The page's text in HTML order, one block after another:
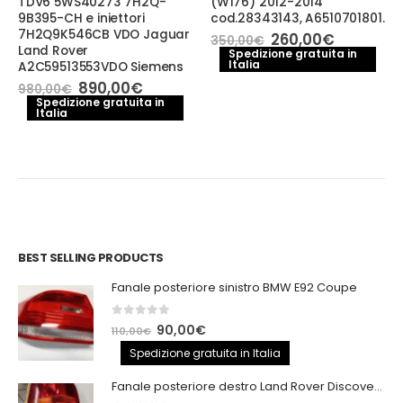
9B395-CH e iniettori
7H2Q9K546CB VDO Jaguar
Land Rover
A2C59513553VDO Siemens
980,00€ Il
prezzo
originale
890,00€Il
prezzo
attuale
Spedizione gratuita in
Italia
cod.28343143, A6510701801.
350,00€ Il
prezzo
originale
260,00€Il
prezzo
attuale
Spedizione gratuita in
Italia
BEST SELLING PRODUCTS
Fanale posteriore sinistro BMW E92 Coupe
out of 5
110,00€ Il
prezzo
originale
era:
90,00€Il
prezzo
attuale
è:
Spedizione gratuita in Italia
Fanale posteriore destro Land Rover Discovery 3